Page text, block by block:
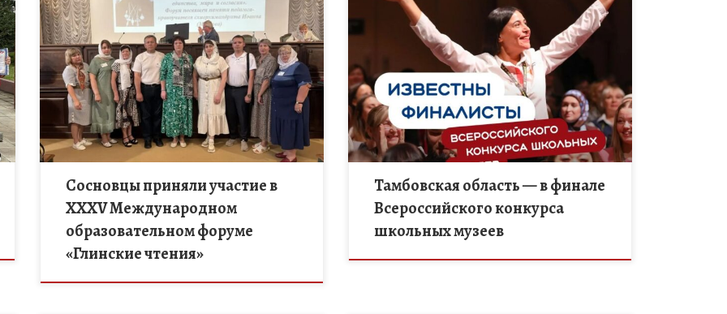
С 27 по 29 июля 2026 года в Троице-Сергиевой
Лавре проходит значимое для всех, кто
занимается просвещением и воспитанием,
событие — XXXV Международный
образовательный форум […]
Сосновцы приняли участие в
XXXV Международном
образовательном форуме
«Глинские чтения»
По итогам отборочного этапа Тамбовская область
вошла в число финалистов Всероссийского
конкурса школьных музеев. В заключительный
этап прошли 150 участников из 61 региона страны.
Среди […]
Тамбовская область — в финале
Всероссийского конкурса
школьных музеев